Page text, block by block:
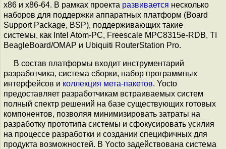
x86 и x86-64. В рамках проекта развивается несколько
наборов для поддержки аппаратных платформ (Board
Support Package, BSP), поддерживающих такие
системы, как Intel Atom-PC, Freescale MPC8315e-RDB, TI
BeagleBoard/OMAP и Ubiquiti RouterStation Pro.
В состав платформы входит инструментарий
разработчика, система сборки, набор программных
интерфейсов и коллекция мета-пакетов. Yocto
предоставляет разработчикам встраиваемых систем
полный спектр решений на базе существующих готовых
компонентов, позволяя минимизировать затраты на
разработку прототипа системы и сфокусировать усилия
на процессе разработки и создании специфичных для
продукта возможностей. В Yocto задействована система